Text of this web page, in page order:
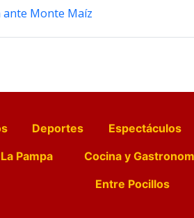
ante Monte Maíz
Deportes Espectáculos
Pampa Cocina y
Entre Pocillos